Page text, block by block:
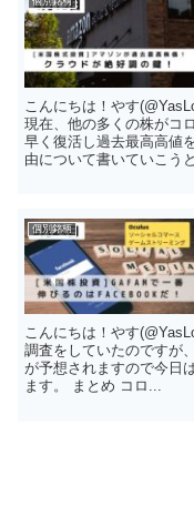
こんにちは！やす
現在、他の多くの株がコ
早く復活し過去最高高値
由について書いていこう
個別銘柄
こんにちは！やす
調査をしていたのですが
が予想されますので今日
ます。 まとめ コロ...